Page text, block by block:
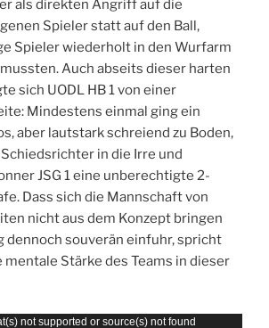
als direkten Angriff auf die
Spieler statt auf den Ball,
Spieler wiederholt in den Wurfarm
Auch abseits dieser harten
sich UODL HB 1 von einer
Mindestens einmal ging ein
aber lautstark schreiend zu Boden,
in die Irre und
JSG 1 eine unberechtigte 2-
Dass sich die Mannschaft von
nicht aus dem Konzept bringen
dennoch souverän einfuhr, spricht
mentale Stärke des Teams in dieser
not supported or source(s) not found